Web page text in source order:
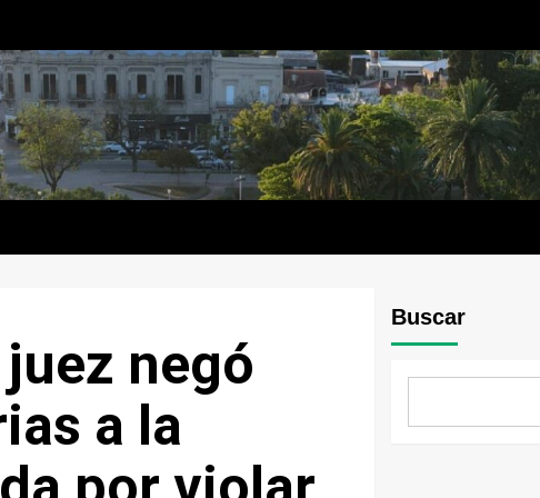
negó
a la
Buscar